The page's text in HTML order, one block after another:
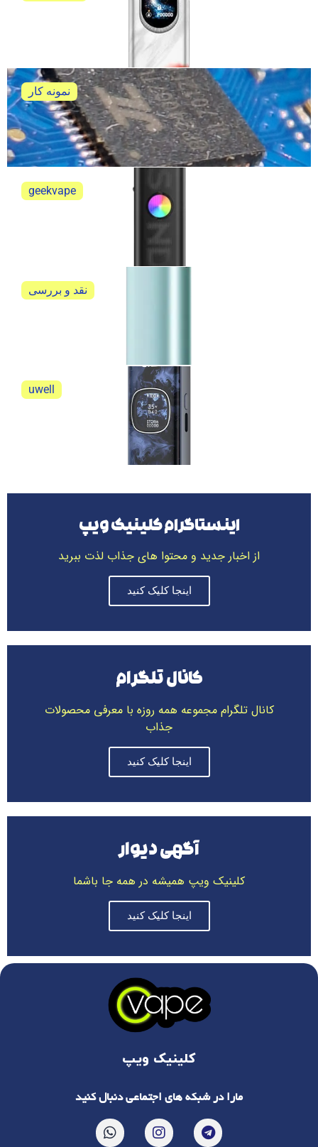
ویپرسو اکسراس 6 نقد و بررسی
نمونه کار
تعمیر ویپ پاد پاوا هوریز اولترا
خلاصه ی تعمیر ویپ پاد پاوا هوریز اولترا
geekvape
نقد و بررسی
uwell
نقد و بررسی پاد سیستم یوول کالیبرن G5
نقد و بررسی پاد سیستم یوول کالیبرن G5 جامع و...
اینستاگرام کلینیک ویپ
از اخبار جدید و محتوا های جذاب لذت ببرید
اینجا کلیک کنید
کانال تلگرام
کانال تلگرام مجموعه همه روزه با معرفی محصولات
جذاب
اینجا کلیک کنید
آگهی دیوار
کلینیک ویپ همیشه در همه جا باشما
اینجا کلیک کنید
کلینیک ویپ
مارا در شبکه های اجتماعی دنبال کنید